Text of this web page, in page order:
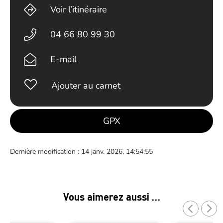
Voir l’itinéraire
04 66 80 99 30
E-mail
Ajouter au carnet
GPX
Dernière modification : 14 janv. 2026, 14:54:55
Vous aimerez aussi …